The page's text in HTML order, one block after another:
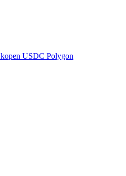
kopen USDC Polygon